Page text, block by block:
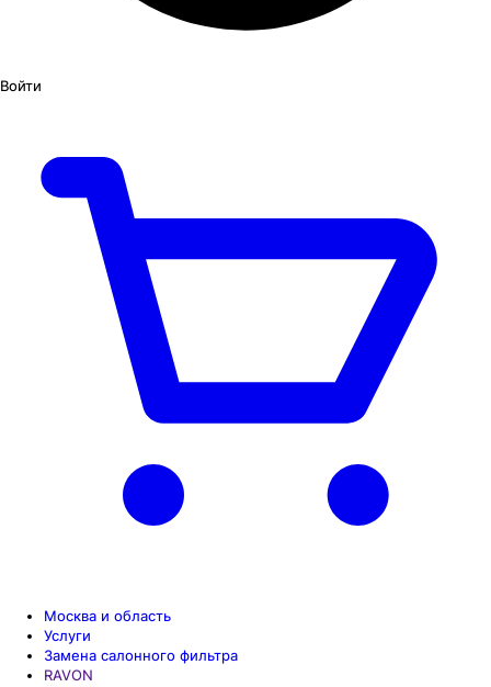
Войти
Москва и область
Услуги
Замена салонного фильтра
RAVON